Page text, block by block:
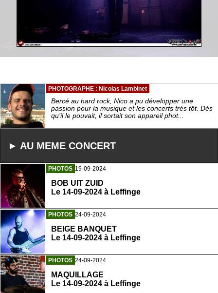
PHOTOGRAPHE : Nicolas Lambinet
Bercé au hard rock, Nico a pu développer une
passion pour la musique et les concerts très tôt. Dès
qu'il le pouvait, il sortait son appareil phot...
► AU MEME CONCERT
PHOTOS 19-09-2024
BOB UIT ZUID
Le 14-09-2024 à Leffinge
PHOTOS 24-09-2024
BEIGE BANQUET
Le 14-09-2024 à Leffinge
PHOTOS 24-09-2024
MAQUILLAGE
Le 14-09-2024 à Leffinge